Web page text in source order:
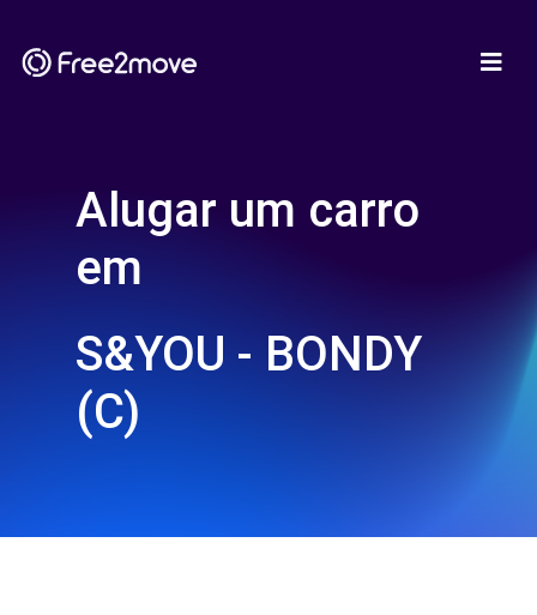
Alugar um carro
em
S&YOU - BONDY
(C)